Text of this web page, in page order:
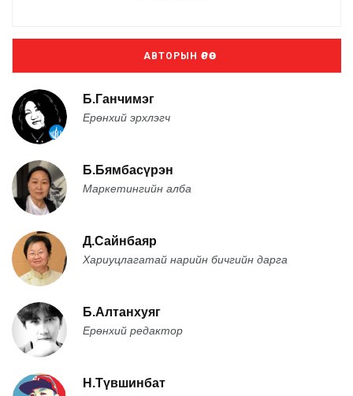
АВТОРЫН ӨРӨӨ
Б.Ганчимэг
Ерөнхий эрхлэгч
Б.Бямбасүрэн
Маркетингийн алба
Д.Сайнбаяр
Хариуцлагатай нарийн бичгийн дарга
Б.Алтанхуяг
Ерөнхий редактор
Н.Түвшинбат